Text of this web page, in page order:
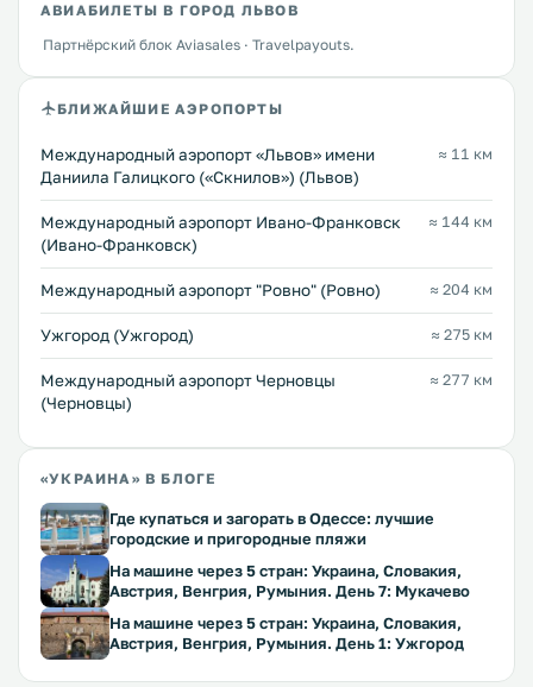
АВИАБИЛЕТЫ В ГОРОД ЛЬВОВ
Партнёрский блок Aviasales · Travelpayouts.
БЛИЖАЙШИЕ АЭРОПОРТЫ
Междунарoдный аэропорт «Львов» имени
Даниила Галицкого («Скнилов») (Львов)
≈ 11 км
Международный аэропорт Ивано-Франковск
(Ивано-Франковск)
≈ 144 км
Междунарoдный аэропорт "Ровно" (Ровно) ≈ 204 км
Ужгород (Ужгород) ≈ 275 км
Международный аэропорт Черновцы
(Черновцы)
≈ 277 км
«УКРАИНА» В БЛОГЕ
Где купаться и загорать в Одессе: лучшие
городские и пригородные пляжи
На машине через 5 стран: Украина, Словакия,
Австрия, Венгрия, Румыния. День 7: Мукачево
На машине через 5 стран: Украина, Словакия,
Австрия, Венгрия, Румыния. День 1: Ужгород